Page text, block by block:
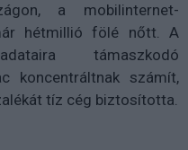
a mobilinternet-
hétmillió fölé nőtt. A
támaszkodó
koncentráltnak számít,
tíz cég biztosította.